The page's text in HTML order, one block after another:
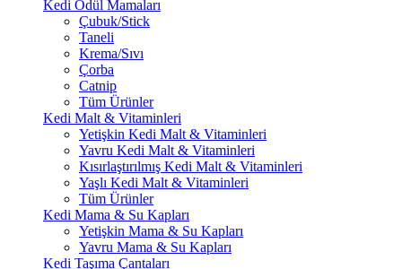
Kedi Ödül Mamaları
Çubuk/Stick
Taneli
Krema/Sıvı
Çorba
Catnip
Tüm Ürünler
Kedi Malt & Vitaminleri
Yetişkin Kedi Malt & Vitaminleri
Yavru Kedi Malt & Vitaminleri
Kısırlaştırılmış Kedi Malt & Vitaminleri
Yaşlı Kedi Malt & Vitaminleri
Tüm Ürünler
Kedi Mama & Su Kapları
Yetişkin Mama & Su Kapları
Yavru Mama & Su Kapları
Kedi Taşıma Çantaları